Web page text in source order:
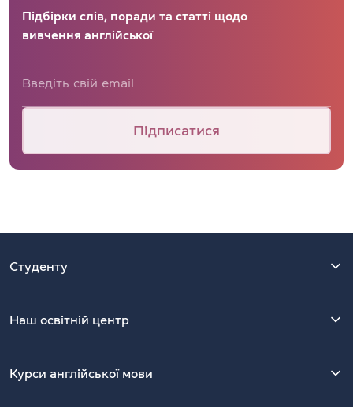
Підбірки слів, поради та статті щодо
вивчення англійської
Підписатися
Студенту
Наш освітній центр
Курси англійської мови